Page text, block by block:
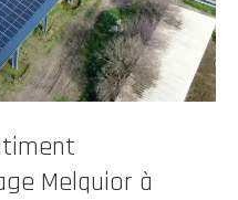
Melquior à